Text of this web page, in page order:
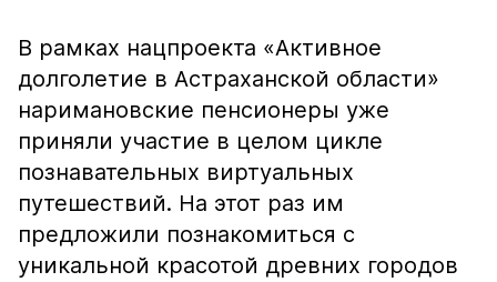
В рамках нацпроекта «Активное
долголетие в Астраханской области»
наримановские пенсионеры уже
приняли участие в целом цикле
познавательных виртуальных
путешествий. На этот раз им
предложили познакомиться с
уникальной красотой древних городов